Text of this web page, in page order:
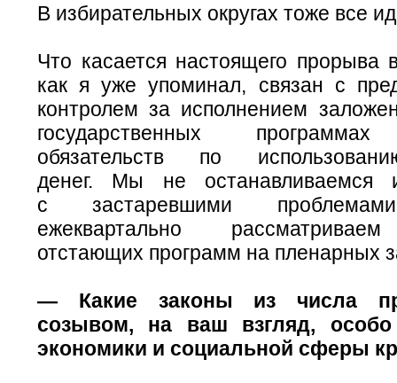
В избирательных округах тоже все
Что касается настоящего прорыва
как я уже упоминал, связан с
контролем за исполнением
государственных
обязательств по
денег. Мы не
с застаревшими
ежеквартально
отстающих программ на пленарных
— Какие законы из числа
созывом, на ваш взгляд,
экономики и социальной сферы